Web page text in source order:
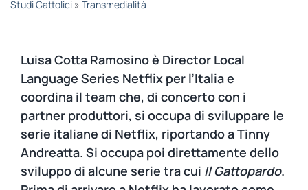
Studi Cattolici» Transmedialità
Luisa Cotta Ramosino è Director Local
Language Series Netflix per l’Italia e
coordina il team che, di concerto con i
partner produttori, si occupa di sviluppare le
serie italiane di Netflix, riportando a Tinny
Andreatta. Si occupa poi direttamente dello
sviluppo di alcune serie tra cui Il Gattopardo.